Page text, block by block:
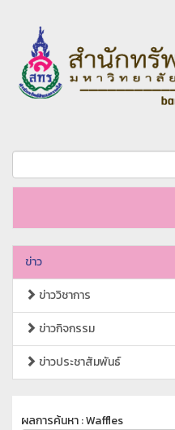
ข่าว
ข่าววิชาการ
ข่าวกิจกรรม
ข่าวประชาสัมพันธ์
ผลการค้นหา : Waffles